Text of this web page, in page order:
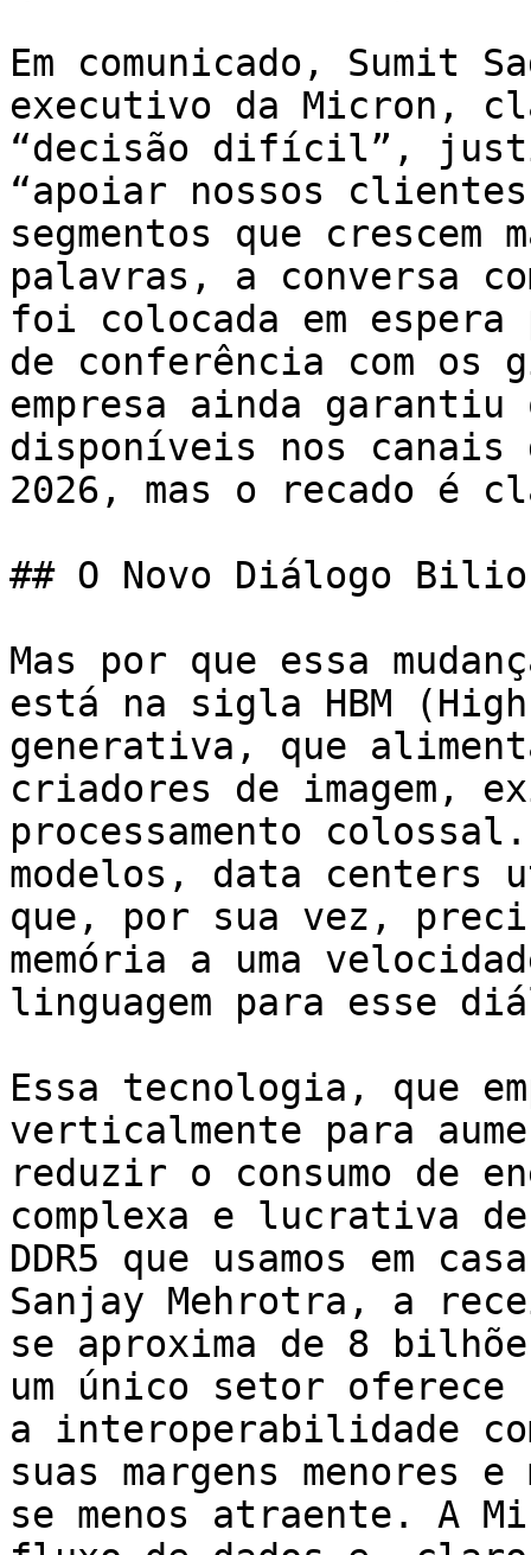
Em comunicado, Sumit
executivo da Micron,
“decisão difícil”,
“apoiar nossos
segmentos que crescem
palavras, a conversa
foi colocada em espera
de conferência com os
empresa ainda
disponíveis nos canais
2026, mas o recado é
## O Novo Diálogo
Mas por que essa
está na sigla HBM
generativa, que
criadores de imagem,
processamento
modelos, data centers
que, por sua vez,
memória a uma
linguagem para esse
Essa tecnologia, que
verticalmente para
reduzir o consumo de
complexa e lucrativa
DDR5 que usamos em
Sanjay Mehrotra, a
se aproxima de 8
um único setor oferece
a interoperabilidade
suas margens
se menos atraente. A